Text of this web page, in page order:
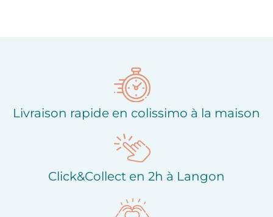
Livraison rapide en colissimo à la maison
Click&Collect en 2h à Langon